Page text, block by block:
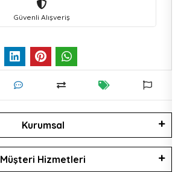
Güvenli Alışveriş
Kurumsal
Müşteri Hizmetleri